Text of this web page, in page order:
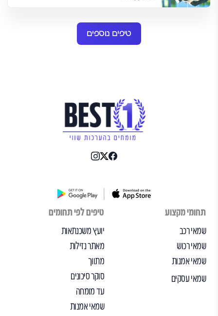
טיפים נוספים
תחומי מקצוע
שמאי רכב
שמאי רכוש
שמאי אמנות
שמאי עסקים
טיפים לפי תחומים
יועץ משכנתאות
מאתר נזילות
מתווך
סוקר סיכונים
עד מומחה
שמאי אמנות